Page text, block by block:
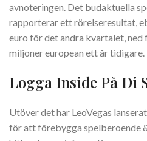
avnoteringen. Det budaktuella
rapporterar ett rörelseresultat,
euro för det andra kvartalet, ned
miljoner european ett år tidigare.
Logga Inside På Di
Utöver det har LeoVegas
för att förebygga spelberoende